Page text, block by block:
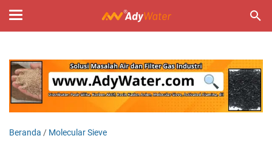
Beranda / Molecular Sieve